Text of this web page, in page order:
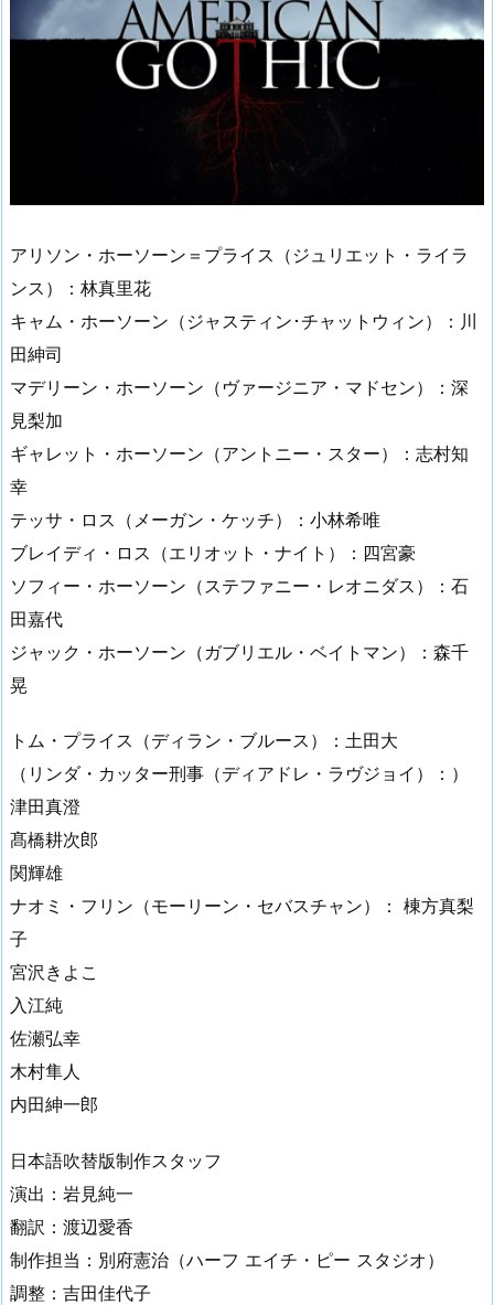
アリソン・ホーソーン＝プライス（ジュリエット・ライラ
ンス）：林真里花
キャム・ホーソーン（ジャスティン･チャットウィン）：川
田紳司
マデリーン・ホーソーン（ヴァージニア・マドセン）：深
見梨加
ギャレット・ホーソーン（アントニー・スター）：志村知
幸
テッサ・ロス（メーガン・ケッチ）：小林希唯
ブレイディ・ロス（エリオット・ナイト）：四宮豪
ソフィー・ホーソーン（ステファニー・レオニダス）：石
田嘉代
ジャック・ホーソーン（ガブリエル・ベイトマン）：森千
晃
トム・プライス（ディラン・ブルース）：土田大
（リンダ・カッター刑事（ディアドレ・ラヴジョイ）：）
津田真澄
髙橋耕次郎
関輝雄
ナオミ・フリン（モーリーン・セバスチャン）： 棟方真梨
子
宮沢きよこ
入江純
佐瀬弘幸
木村隼人
内田紳一郎
日本語吹替版制作スタッフ
演出：岩見純一
翻訳：渡辺愛香
制作担当：別府憲治（ハーフ エイチ・ピー スタジオ）
調整：吉田佳代子